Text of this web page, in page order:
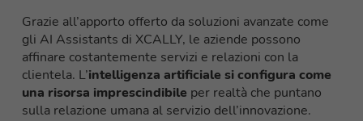
Grazie all’apporto offerto da soluzioni avanzate come
gli AI Assistants di XCALLY, le aziende possono
affinare costantemente servizi e relazioni con la
clientela. L’intelligenza artificiale si configura come
una risorsa imprescindibile per realtà che puntano
sulla relazione umana al servizio dell’innovazione.